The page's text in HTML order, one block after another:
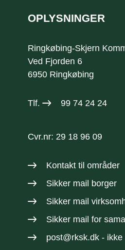
OPLYSNINGER
Ringkøbing-Skjern
Ved Fjorden 6
6950 Ringkøbing
Tlf. 99 74 24 24
Cvr.nr: 29 18 96 09
Kontakt til områder
Sikker mail borger
Sikker mail
Sikker mail for
post@rksk.dk- ikke